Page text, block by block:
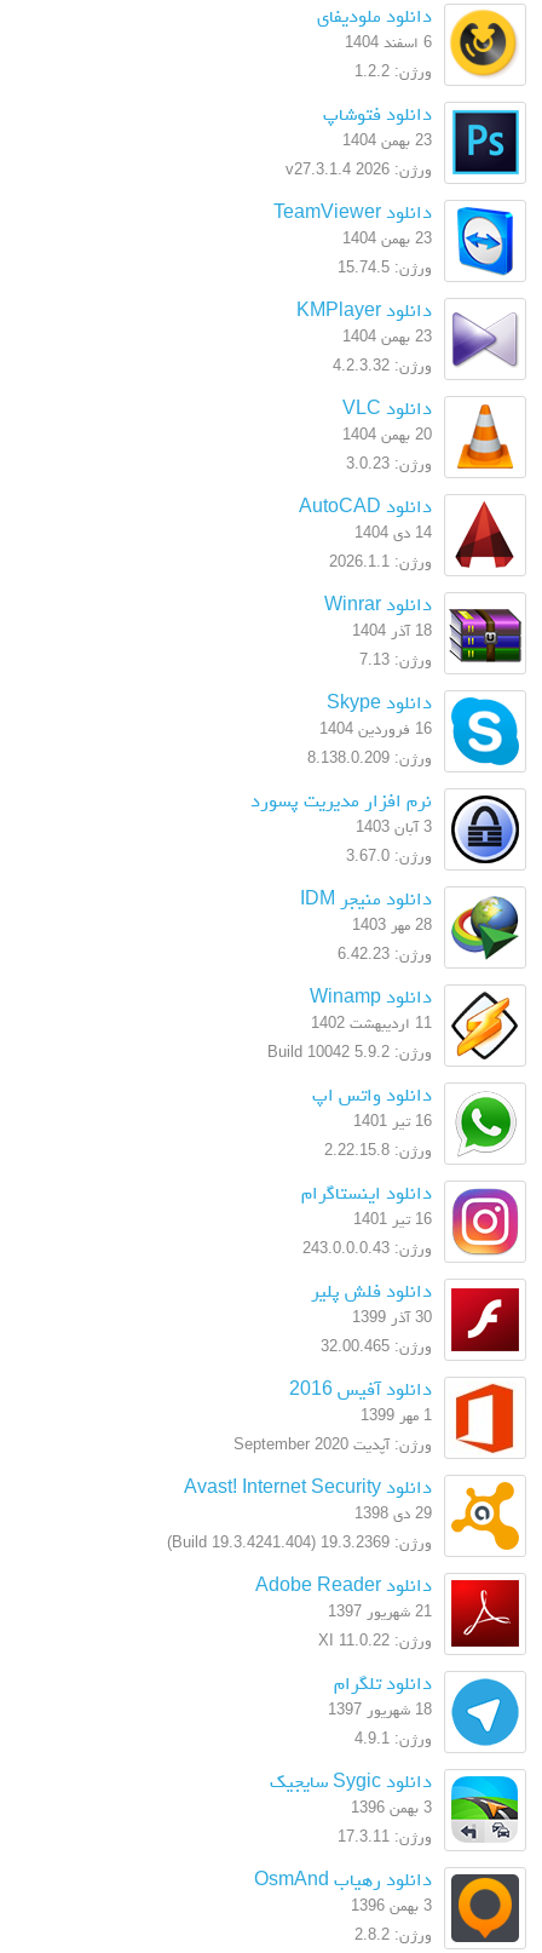
دانلود ملودیفای
6 اسفند 1404
ورژن: 1.2.2
دانلود فتوشاپ
23 بهمن 1404
ورژن: 2026 v27.3.1.4
دانلود TeamViewer
23 بهمن 1404
ورژن: 15.74.5
دانلود KMPlayer
23 بهمن 1404
ورژن: 4.2.3.32
دانلود VLC
20 بهمن 1404
ورژن: 3.0.23
دانلود AutoCAD
14 دی 1404
ورژن: 2026.1.1
دانلود Winrar
18 آذر 1404
ورژن: 7.13
دانلود Skype
16 فروردین 1404
ورژن: 8.138.0.209
نرم افزار مدیریت پسورد
3 آبان 1403
ورژن: 3.67.0
دانلود منیجر IDM
28 مهر 1403
ورژن: 6.42.23
دانلود Winamp
11 اردیبهشت 1402
ورژن: 5.9.2 Build 10042
دانلود واتس اپ
16 تیر 1401
ورژن: 2.22.15.8
دانلود اینستاگرام
16 تیر 1401
ورژن: 243.0.0.0.43
دانلود فلش پلیر
30 آذر 1399
ورژن: 32.00.465
دانلود آفیس 2016
1 مهر 1399
ورژن: آپدیت September 2020
دانلود Avast! Internet Security
29 دی 1398
ورژن: 19.3.2369 (Build 19.3.4241.404)
دانلود Adobe Reader
21 شهریور 1397
ورژن: XI 11.0.22
دانلود تلگرام
18 شهریور 1397
ورژن: 4.9.1
دانلود Sygic سایجیک
3 بهمن 1396
ورژن: 17.3.11
دانلود رهیاب OsmAnd
3 بهمن 1396
ورژن: 2.8.2